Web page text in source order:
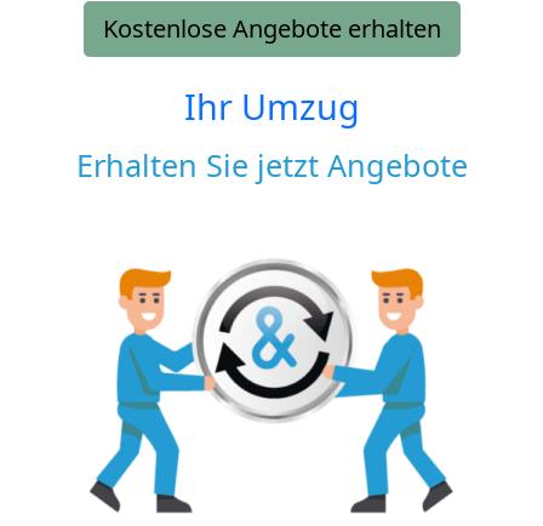
Kostenlose Angebote erhalten
Ihr Umzug
Erhalten Sie jetzt Angebote